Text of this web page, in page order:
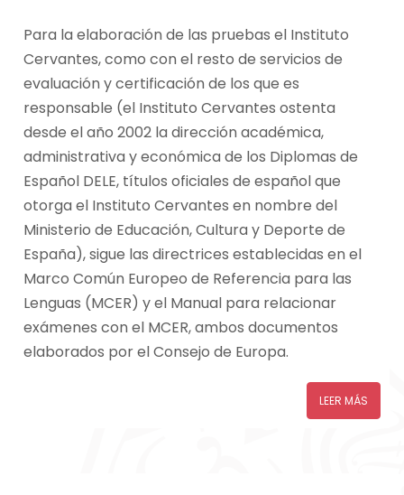
Para la elaboración de las pruebas el Instituto
Cervantes, como con el resto de servicios de
evaluación y certificación de los que es
responsable (el Instituto Cervantes ostenta
desde el año 2002 la dirección académica,
administrativa y económica de los Diplomas de
Español DELE, títulos oficiales de español que
otorga el Instituto Cervantes en nombre del
Ministerio de Educación, Cultura y Deporte de
España), sigue las directrices establecidas en el
Marco Común Europeo de Referencia para las
Lenguas (MCER) y el Manual para relacionar
exámenes con el MCER, ambos documentos
elaborados por el Consejo de Europa.
LEER MÁS